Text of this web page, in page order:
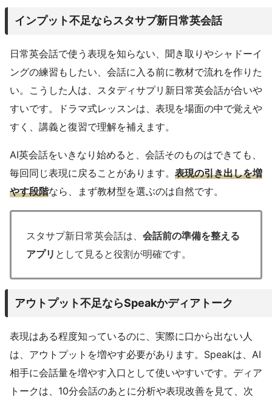
インプット不足ならスタサプ新日常英会話
日常英会話で使う表現を知らない、聞き取りやシャドーイ
ングの練習もしたい、会話に入る前に教材で流れを作りた
い。こうした人は、スタディサプリ新日常英会話が合いや
すいです。ドラマ式レッスンは、表現を場面の中で覚えや
すく、講義と復習で理解を補えます。
AI英会話をいきなり始めると、会話そのものはできても、
毎回同じ表現に戻ることがあります。 表現の引き出しを増
やす段階なら、まず教材型を選ぶのは自然です。
スタサプ新日常英会話は、 会話前の準備を整える
アプリ として見ると役割が明確です。
アウトプット不足ならSpeakかディアトーク
表現はある程度知っているのに、実際に口から出ない人
は、アウトプットを増やす必要があります。Speakは、AI
相手に会話量を増やす入口として使いやすいです。ディア
トークは、10分会話のあとに分析や表現改善を見て、次